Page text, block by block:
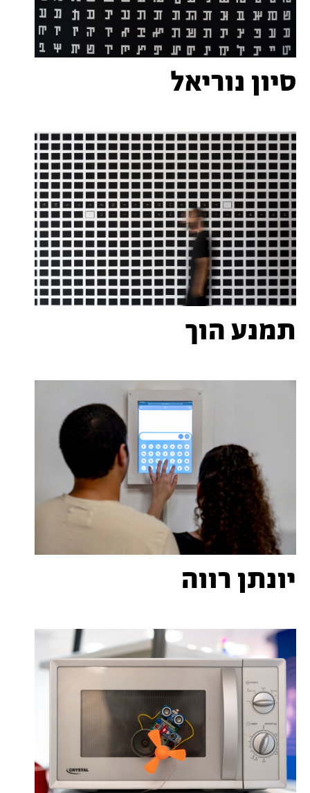
סיון נוריאל
תמנע הוך
יונתן רווה